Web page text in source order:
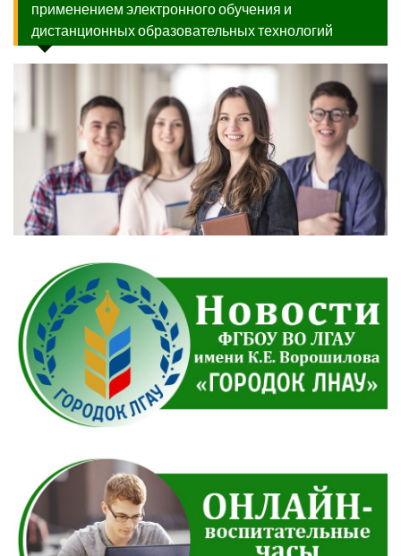
применением электронного обучения и
дистанционных образовательных технологий